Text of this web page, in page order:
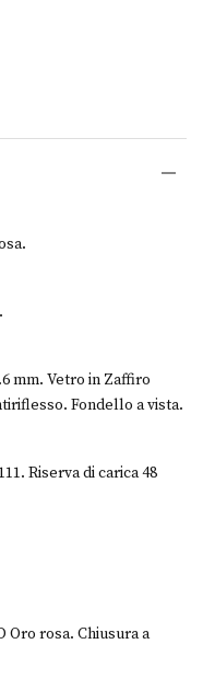
mm. Vetro in Zaffiro
Fondello a vista.
Riserva di carica 48
Oro rosa. Chiusura a